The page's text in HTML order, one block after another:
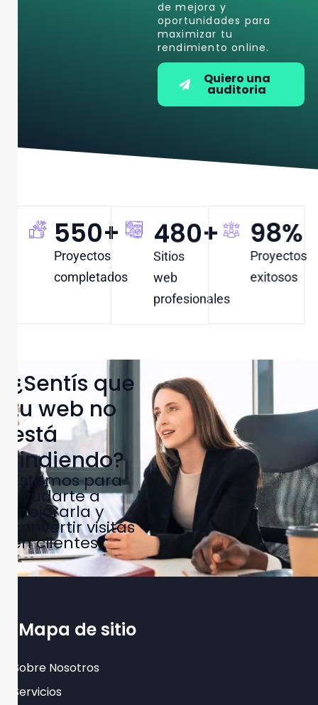
de mejora y
oportunidades para
maximizar tu
rendimiento online.
Quiero una
auditoria
550+
Proyectos
completados
480+
Sitios
web
profesionales
98%
Proyectos
exitosos
¿Sentís que
tu web no
está
rindiendo?
Estamos para
ayudarte a
mejorarla y
convertir visitas
en clientes.
Mapa de sitio
Sobre Nosotros
Servicios